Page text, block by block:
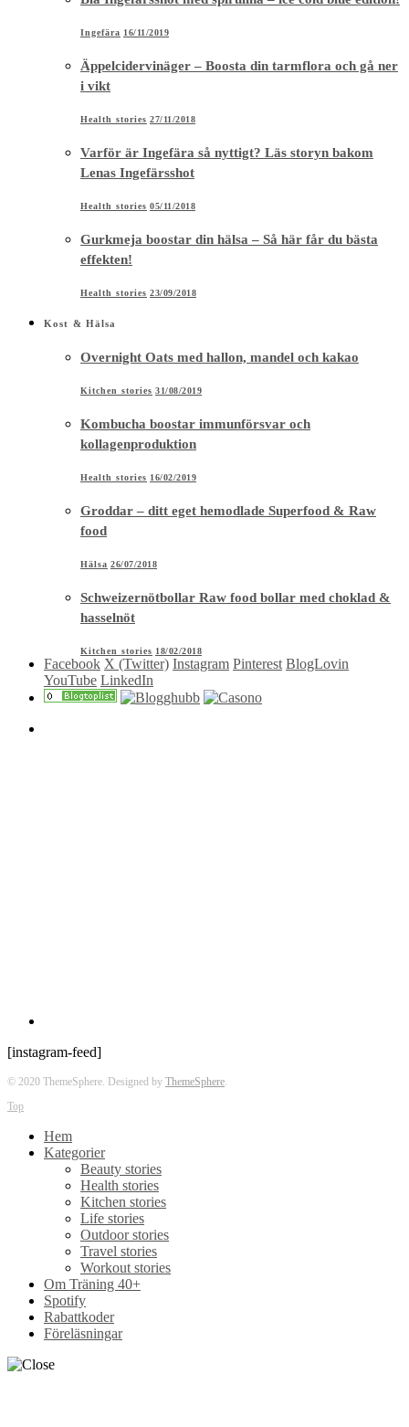
Ingefära 16/11/2019
Äppelcidervinäger – Boosta din tarmflora och gå ner
i vikt
Health stories 27/11/2018
Varför är Ingefära så nyttigt? Läs storyn bakom
Lenas Ingefärsshot
Health stories 05/11/2018
Gurkmeja boostar din hälsa – Så här får du bästa
effekten!
Health stories 23/09/2018
Kost & Hälsa
Overnight Oats med hallon, mandel och kakao
Kitchen stories 31/08/2019
Kombucha boostar immunförsvar och
kollagenproduktion
Health stories 16/02/2019
Groddar – ditt eget hemodlade Superfood & Raw
food
Hälsa 26/07/2018
Schweizernötbollar Raw food bollar med choklad &
hasselnöt
Kitchen stories 18/02/2018
Facebook X (Twitter) Instagram Pinterest BlogLovin
YouTube LinkedIn
[instagram-feed]
© 2020 ThemeSphere. Designed by ThemeSphere
Top
Hem
Kategorier
Beauty stories
Health stories
Kitchen stories
Life stories
Outdoor stories
Travel stories
Workout stories
Om Träning 40+
Spotify
Rabattkoder
Föreläsningar